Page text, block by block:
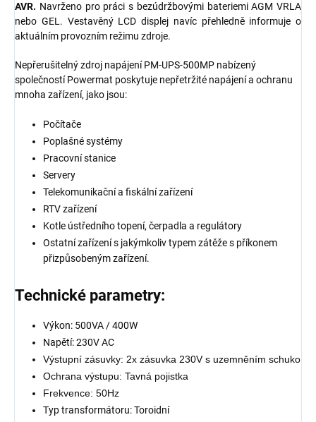
AVR. Navrženo pro práci s bezúdržbovými bateriemi AGM VRLA
nebo GEL. Vestavěný LCD displej navíc přehledně informuje o
aktuálním provozním režimu zdroje.
Nepřerušitelný zdroj napájení PM-UPS-500MP nabízený
společností Powermat poskytuje nepřetržité napájení a ochranu
mnoha zařízení, jako jsou:
Počítače
Poplašné systémy
Pracovní stanice
Servery
Telekomunikační a fiskální zařízení
RTV zařízení
Kotle ústředního topení, čerpadla a regulátory
Ostatní zařízení s jakýmkoliv typem zátěže s příkonem
přizpůsobeným zařízení.
Technické parametry:
Výkon: 500VA / 400W
Napětí: 230V AC
Výstupní zásuvky: 2x zásuvka 230V s uzemněním schuko
Ochrana výstupu: Tavná pojistka
Frekvence: 50Hz
Typ transformátoru: Toroidní